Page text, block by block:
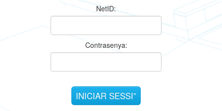
NetID:
Contrasenya: